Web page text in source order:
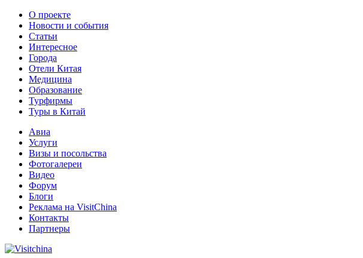
О проекте
Новости и события
Статьи
Интересное
Города
Отели Китая
Медицина
Образование
Турфирмы
Туры в Китай
Авиа
Услуги
Визы и посольства
Фотогалереи
Видео
Форум
Блоги
Реклама на VisitChina
Контакты
Партнеры